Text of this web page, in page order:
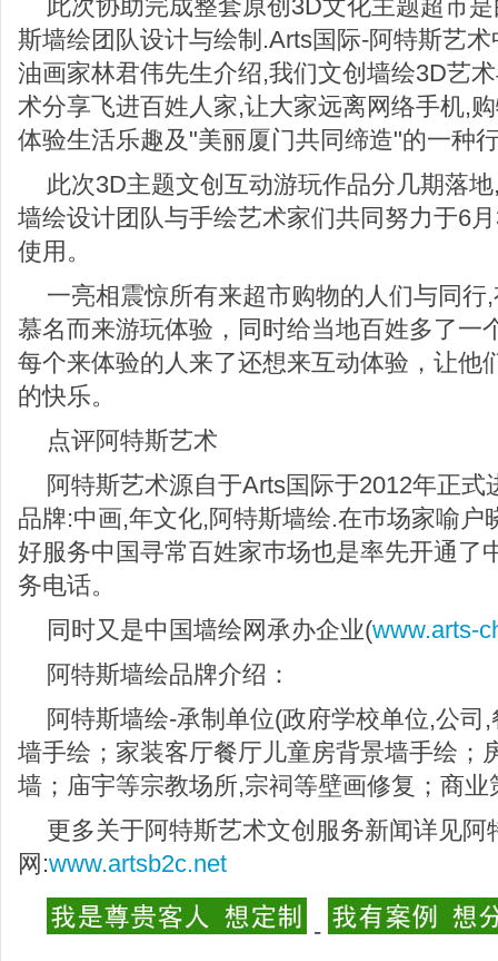
此次协助完成整套原创3D文化主题超市
斯墙绘团队设计与绘制.Arts国际-阿特斯艺
油画家林君伟先生介绍,我们文创墙绘3D艺
术分享飞进百姓人家,让大家远离网络手机,
体验生活乐趣及"美丽厦门共同缔造"的一种
此次3D主题文创互动游玩作品分几期落
墙绘设计团队与手绘艺术家们共同努力于6
使用。
一亮相震惊所有来超市购物的人们与同
慕名而来游玩体验，同时给当地百姓多了一
每个来体验的人来了还想来互动体验，让他
的快乐。
点评阿特斯艺术
阿特斯艺术源自于Arts国际于2012年正式
品牌:中画,年文化,阿特斯墙绘.在巿场家喻户
好服务中国寻常百姓家巿场也是率先开通了
务电话。
同时又是中国墙绘网承办企业(www.arts-
阿特斯墙绘品牌介绍：
阿特斯墙绘-承制单位(政府学校单位,公司
墙手绘；家装客厅餐厅儿童房背景墙手绘；
墙；庙宇等宗教场所,宗祠等壁画修复；商
更多关于阿特斯艺术文创服务新闻详见阿
网:www.artsb2c.net
-